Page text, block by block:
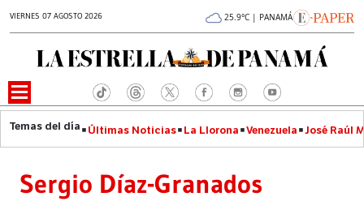
VIERNES 07 AGOSTO 2026 25.9°C | PANAMÁ
Últimas Noticias La Llorona Venezuela José Raúl
Sergio Díaz-Granados